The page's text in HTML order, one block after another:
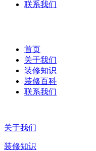
联系我们
首页
关于我们
装修知识
装修百科
联系我们
关于我们
装修知识